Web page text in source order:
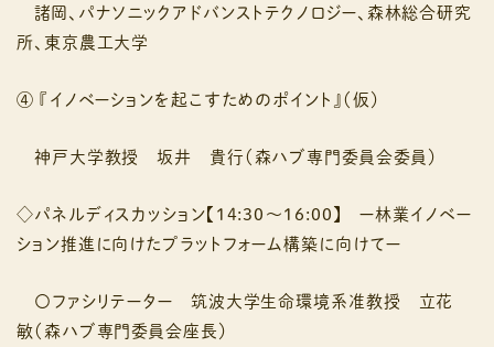
諸岡、パナソニックアドバンストテクノロジー、森林総合研究
所、東京農⼯大学
④ 『イノベーションを起こすためのポイント』（仮）
神⼾大学教授 坂井 貴⾏（森ハブ専⾨委員会委員）
◇パネルディスカッション【14:30〜16:00】 ー林業イノベー
ション推進に向けたプラットフォーム構築に向けてー
〇ファシリテーター 筑波大学生命環境系准教授 ⽴花
敏（森ハブ専⾨委員会座⻑）